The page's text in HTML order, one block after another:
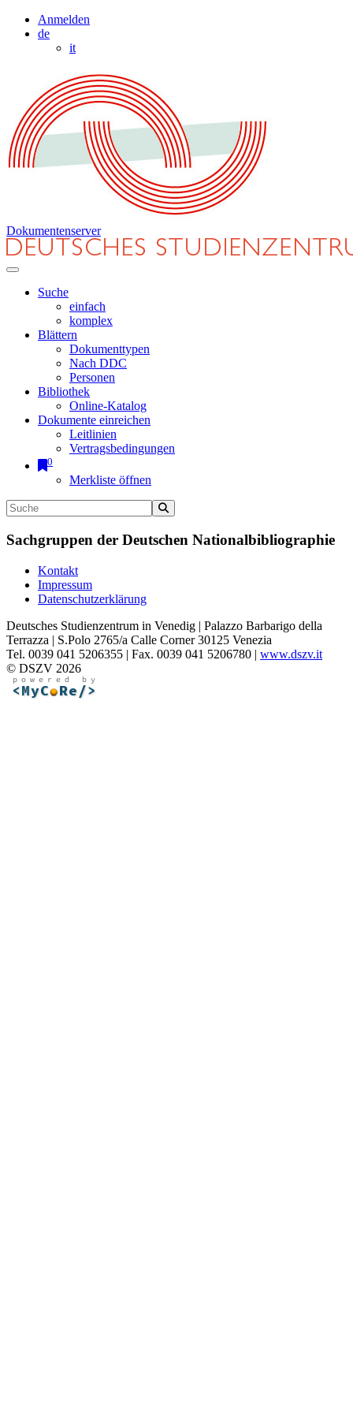
Anmelden
de
it
Dokumentenserver
Suche
einfach
komplex
Blättern
Dokumenttypen
Nach DDC
Personen
Bibliothek
Online-Katalog
Dokumente einreichen
Leitlinien
Vertragsbedingungen
0
Merkliste öffnen
Sachgruppen der Deutschen Nationalbibliographie
Kontakt
Impressum
Datenschutzerklärung
Deutsches Studienzentrum in Venedig | Palazzo Barbarigo della
Terrazza | S.Polo 2765/a Calle Corner 30125 Venezia
Tel. 0039 041 5206355 | Fax. 0039 041 5206780 | www.dszv.it
© DSZV 2026